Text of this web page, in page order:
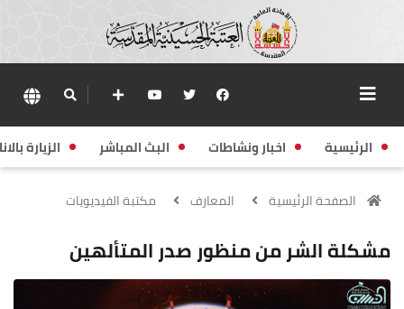
الرئيسية اخبار ونشاطات البث المباشر الزيارة
الصفحة الرئيسية المعارف مكتبة الفيديويات
مشكلة الشر من منظور صدر المتألهين